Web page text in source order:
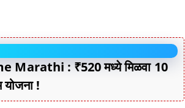
: ₹520 मध्ये मिळवा 10
योजना !